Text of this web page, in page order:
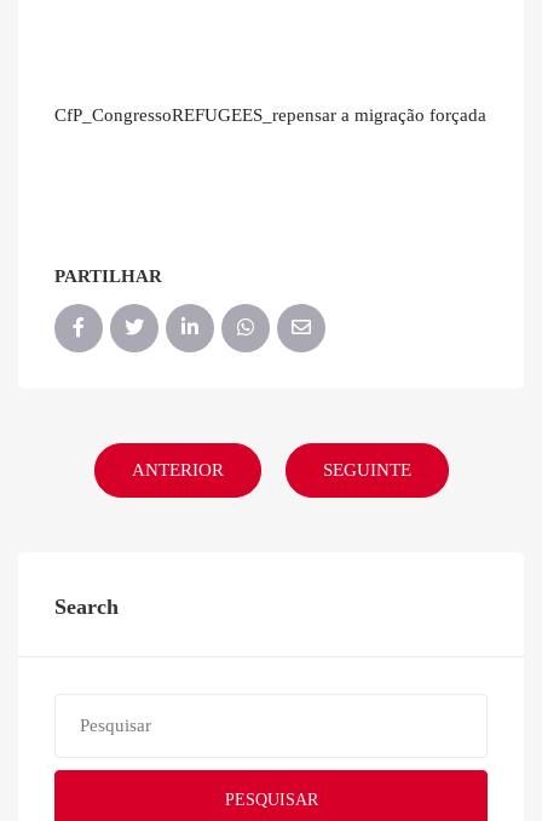
CfP_CongressoREFUGEES_repensar a migração forçada
PARTILHAR
ANTERIOR SEGUINTE
Search
PESQUISAR